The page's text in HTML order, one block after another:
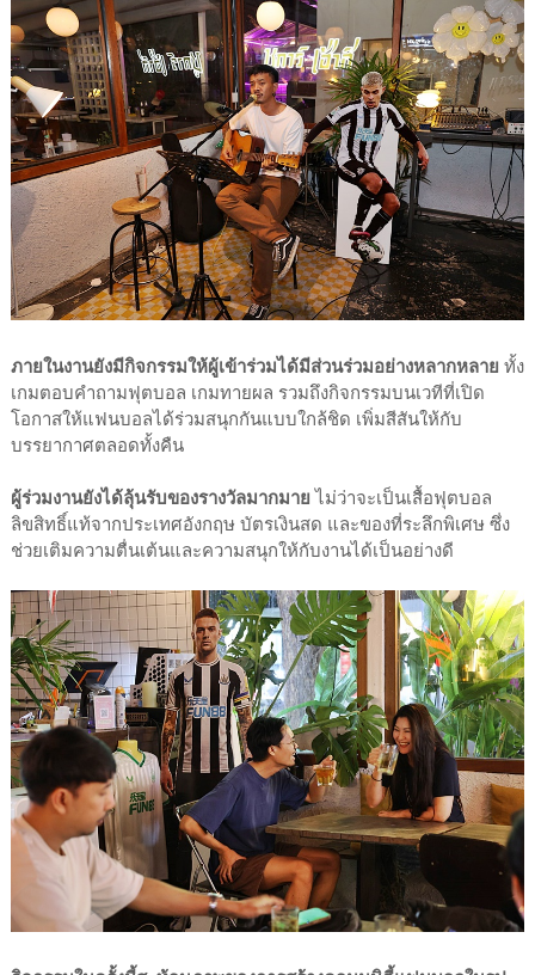
ภายในงานยังมีกิจกรรมให้ผู้เข้าร่วมได้มีส่วนร่วมอย่างหลากหลาย ทั้ง
เกมตอบคำถามฟุตบอล เกมทายผล รวมถึงกิจกรรมบนเวทีที่เปิด
โอกาสให้แฟนบอลได้ร่วมสนุกกันแบบใกล้ชิด เพิ่มสีสันให้กับ
บรรยากาศตลอดทั้งคืน
ผู้ร่วมงานยังได้ลุ้นรับของรางวัลมากมาย ไม่ว่าจะเป็นเสื้อฟุตบอล
ลิขสิทธิ์แท้จากประเทศอังกฤษ บัตรเงินสด และของที่ระลึกพิเศษ ซึ่ง
ช่วยเติมความตื่นเต้นและความสนุกให้กับงานได้เป็นอย่างดี